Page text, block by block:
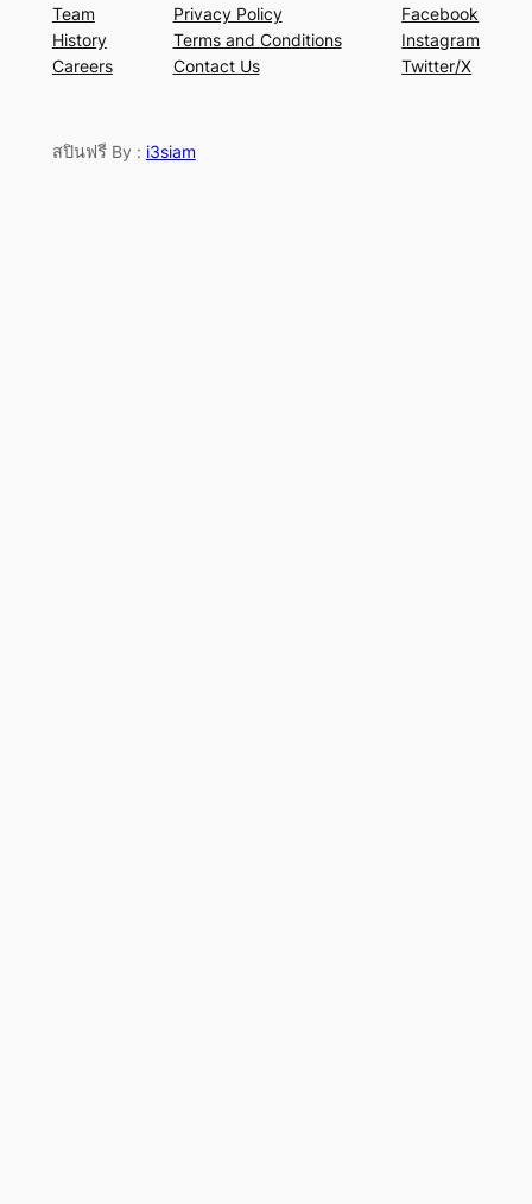
Team
History
Careers
Privacy Policy
Terms and Conditions
Contact Us
Facebook
Instagram
Twitter/X
สปินฟรี By : i3siam